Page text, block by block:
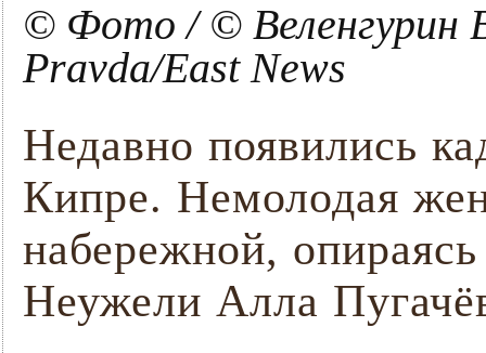
© Фото / © Веленгурин
Pravda/East News
Недавно появились
Кипре. Немолодая
набережной,
Неужели Алла